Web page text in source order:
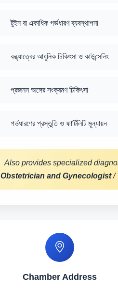
টুইন বা একাধিক গর্ভধারণ ব্যবস্থাপনা
বন্ধ্যাত্বের আধুনিক চিকিৎসা ও কাউন্সেলিং
প্রজনন অঙ্গের সংক্রমণ চিকিৎসা
গর্ভধারণের প্রস্তুতি ও ফার্টিলিটি মূল্যায়ন
Also provides specialized
Obstetrician and Gynecologist/
Chamber Address